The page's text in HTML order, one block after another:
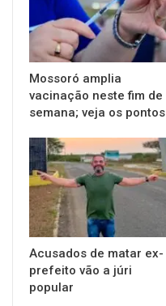
Mossoró amplia
vacinação neste fim de
semana; veja os pontos
Acusados de matar ex-
prefeito vão a júri
popular